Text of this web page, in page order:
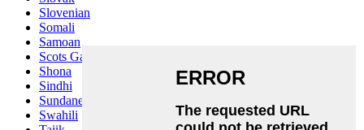
Slovenian
Somali
Samoan
Scots Gaelic
Shona
Sindhi
Sundanese
Swahili